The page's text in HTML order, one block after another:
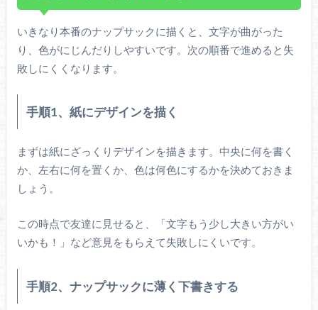
いきなり本番のナップサックに描くと、文字が曲がった
り、色がにじんだりしやすいです。次の順番で進めると失
敗しにくくなります。
手順1、紙にデザインを描く
まずは紙にざっくりデザインを描きます。中央に何を書く
か、左右に何を置くか、色は何色にするかを決めておきま
しょう。
この時点で友達に見せると、「文字もう少し大きい方がい
いかも！」など意見をもらえて失敗しにくいです。
手順2、ナップサックに薄く下書きする